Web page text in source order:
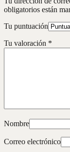
obligatorios están
Tu puntuación
Tu valoración *
Nombre
Correo electrónico